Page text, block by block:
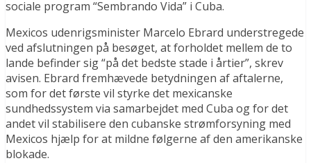
sociale program “Sembrando Vida” i Cuba.
Mexicos udenrigsminister Marcelo Ebrard understregede
ved afslutningen på besøget, at forholdet mellem de to
lande befinder sig “på det bedste stade i årtier”, skrev
avisen. Ebrard fremhævede betydningen af aftalerne,
som for det første vil styrke det mexicanske
sundhedssystem via samarbejdet med Cuba og for det
andet vil stabilisere den cubanske strømforsyning med
Mexicos hjælp for at mildne følgerne af den amerikanske
blokade.